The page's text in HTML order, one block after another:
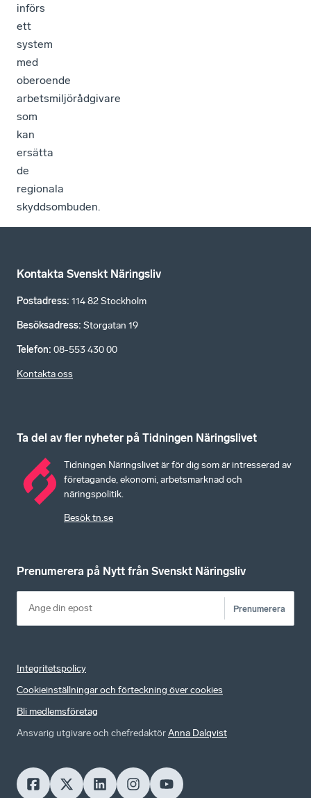
införs
ett
system
med
oberoende
arbetsmiljörådgivare
som
kan
ersätta
de
regionala
skyddsombuden.
Kontakta Svenskt Näringsliv
Postadress: 114 82 Stockholm
Besöksadress: Storgatan 19
Telefon: 08-553 430 00
Kontakta oss
Ta del av fler nyheter på Tidningen Näringslivet
Tidningen Näringslivet är för dig som är intresserad av
företagande, ekonomi, arbetsmarknad och
näringspolitik.
Besök tn.se
Prenumerera på Nytt från Svenskt Näringsliv
Prenumerera
Integritetspolicy
Cookieinställningar och förteckning över cookies
Bli medlemsföretag
Ansvarig utgivare och chefredaktörAnna Dalqvist